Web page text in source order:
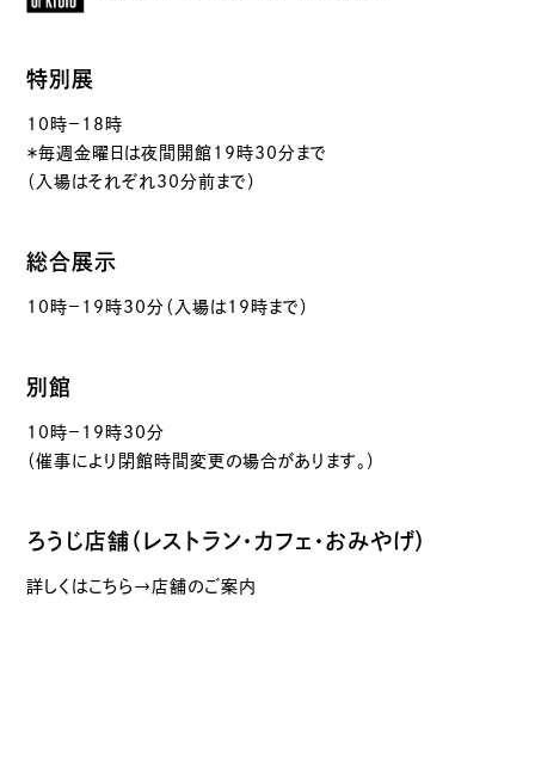
特別展
10時－18時
＊毎週金曜日は夜間開館19時30分まで
（入場はそれぞれ30分前まで）
総合展示
10時－19時30分（入場は19時まで）
別館
10時－19時30分
（催事により閉館時間変更の場合があります。）
ろうじ店舗（レストラン・カフェ・おみやげ）
詳しくはこちら→店舗のご案内